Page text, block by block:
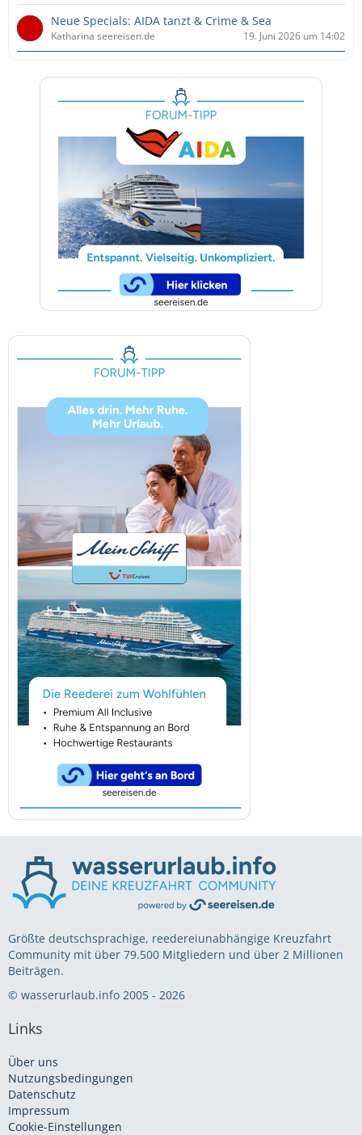
Neue Specials: AIDA tanzt & Crime & Sea
Katharina seereisen.de 19. Juni 2026 um 14:02
Größte deutschsprachige, reedereiunabhängige Kreuzfahrt
Community mit über 79.500 Mitgliedern und über 2 Millionen
Beiträgen.
© wasserurlaub.info 2005 - 2026
Links
Über uns
Nutzungsbedingungen
Datenschutz
Impressum
Cookie-Einstellungen